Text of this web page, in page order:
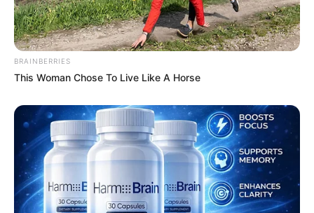
BRAINBERRIES
This Woman Chose To Live Like A Horse